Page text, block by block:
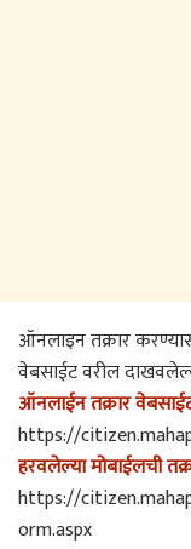
ऑनलाइन तक्रार
वेबसाईट वरील
ऑनलाईन तक्रार
https://
हरवलेल्या मोबाईलची
https://
orm.aspx